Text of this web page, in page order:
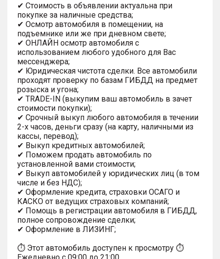
✔ Стоимость в объявлении актуальна при
покупке за наличные средства;
✔ Осмотр автомобиля в помещении, на
подъемнике или же при дневном свете;
✔ ОНЛАЙН осмотр автомобиля с
использованием любого удобного для Вас
мессенджера;
✔ Юридическая чистота сделки. Все автомобили
проходят проверку по базам ГИБДД на предмет
розыска и угона;
✔ TRADE-IN (выкупим ваш автомобиль в зачет
стоимости покупки);
✔ Срочный выкуп любого автомобиля в течении
2-х часов, деньги сразу (на карту, наличными из
кассы, перевод);
✔ Выкуп кредитных автомобилей;
✔ Поможем продать автомобиль по
установленной вами стоимости;
✔ Выкуп автомобилей у юридических лиц (в том
числе и без НДС);
✔ Оформление кредита, страховки ОСАГО и
КАСКО от ведущих страховых компаний;
✔ Помощь в регистрации автомобиля в ГИБДД,
полное сопровождение сделки;
✔ Оформление в ЛИЗИНГ;
⏱ Этот автомобиль доступен к просмотру ⏱
Ежедневно с 09:00 до 21:00